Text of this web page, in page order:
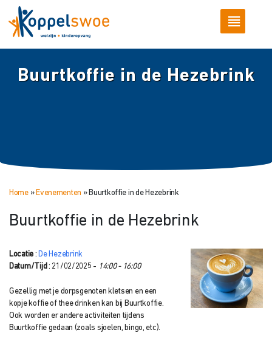
Buurtkoffie in de Hezebrink
Home» Evenementen » Buurtkoffie in de Hezebrink
Buurtkoffie in de Hezebrink
Locatie : De Hezebrink
Datum/Tijd : 21/02/2025 - 14:00 - 16:00
Gezellig met je dorpsgenoten kletsen en een
kopje koffie of thee drinken kan bij Buurtkoffie.
Ook worden er andere activiteiten tijdens
Buurtkoffie gedaan (zoals sjoelen, bingo, etc).